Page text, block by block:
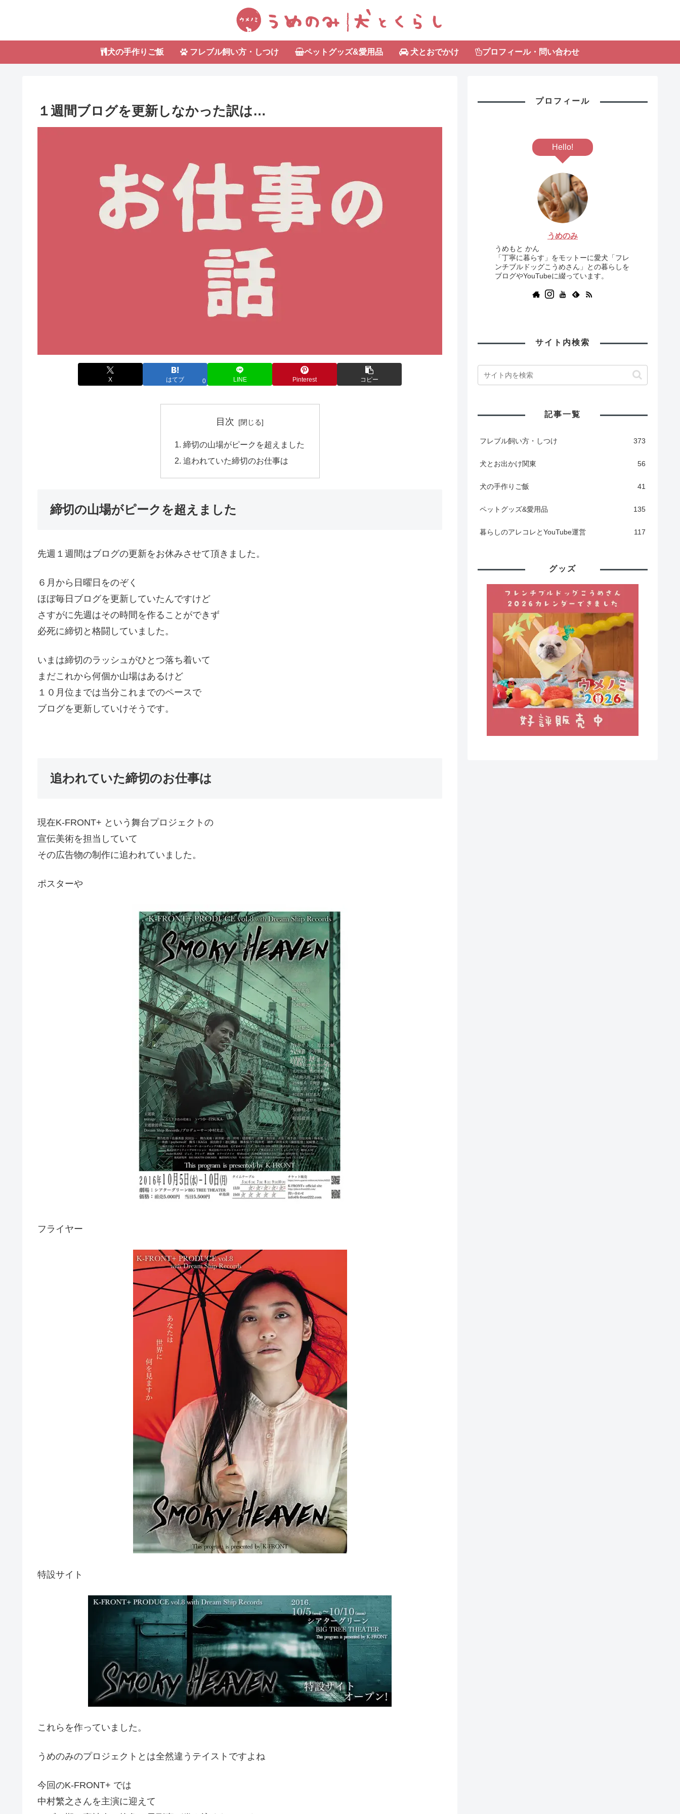
犬の手作りご飯 フレブル飼い方・しつけ ペットグッズ&愛用品 犬とおでかけ プロフィール・問い合わせ
１週間ブログを更新しなかった訳は…
X はてブ 0 LINE Pinterest コピー
目次
締切の山場がピークを超えました
追われていた締切のお仕事は
締切の山場がピークを超えました
先週１週間はブログの更新をお休みさせて頂きました。
６月から日曜日をのぞく
ほぼ毎日ブログを更新していたんですけど
さすがに先週はその時間を作ることができず
必死に締切と格闘していました。
いまは締切のラッシュがひとつ落ち着いて
まだこれから何個か山場はあるけど
１０月位までは当分これまでのペースで
ブログを更新していけそうです。
追われていた締切のお仕事は
現在K-FRONT+ という舞台プロジェクトの
宣伝美術を担当していて
その広告物の制作に追われていました。
ポスターや
フライヤー
特設サイト
これらを作っていました。
うめのみのプロジェクトとは全然違うテイストですよね
今回のK-FRONT+ では
中村繁之さんを主演に迎えて
プロフィール
Hello!
うめのみ
うめもと かん
「丁寧に暮らす」をモットーに愛犬「フレ
ンチブルドッグこうめさん」との暮らしを
ブログやYouTubeに綴っています。
サイト内検索
記事一覧
フレブル飼い方・しつけ 373
犬とお出かけ関東 56
犬の手作りご飯 41
ペットグッズ&愛用品 135
暮らしのアレコレとYouTube運営 117
グッズ